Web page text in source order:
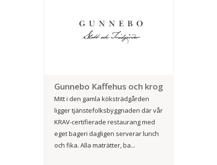
Gunnebo Kaffehus och krog
Mitt i den gamla köksträdgården
ligger tjänstefolksbyggnaden där vår
KRAV-certifierade restaurang med
eget bageri dagligen serverar lunch
och fika. Alla maträtter, ba...